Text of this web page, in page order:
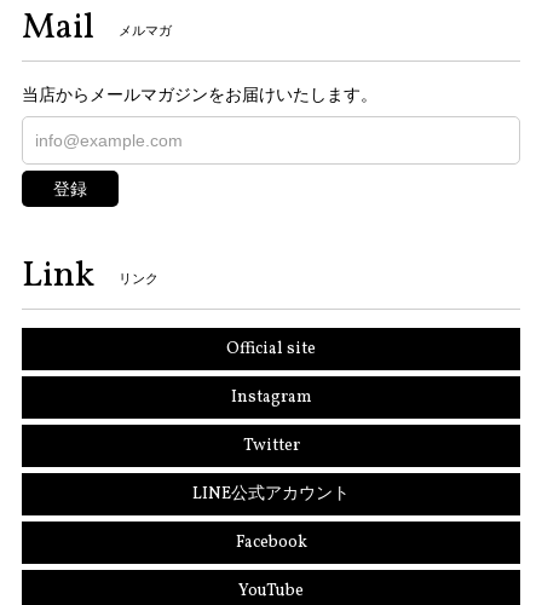
Mail メルマガ
当店からメールマガジンをお届けいたします。
登録
Link リンク
Official site
Instagram
Twitter
LINE公式アカウント
Facebook
YouTube